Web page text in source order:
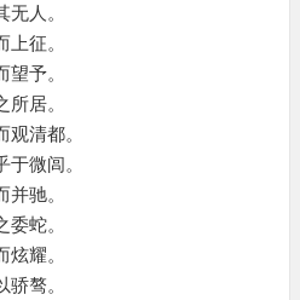
人。
征。
予。
居。
清都。
微闾。
驰。
蛇。
耀。
骜。